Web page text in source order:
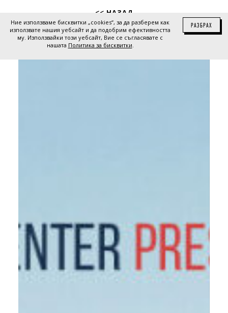
Ние използваме бисквитки „cookies“, за да разберем как
използвате нашия уебсайт и да подобрим ефективността
му. Използвайки този уебсайт, Вие се съгласявате с
нашата Политика за бисквитки.
РАЗБРАХ
<< НАЗАД